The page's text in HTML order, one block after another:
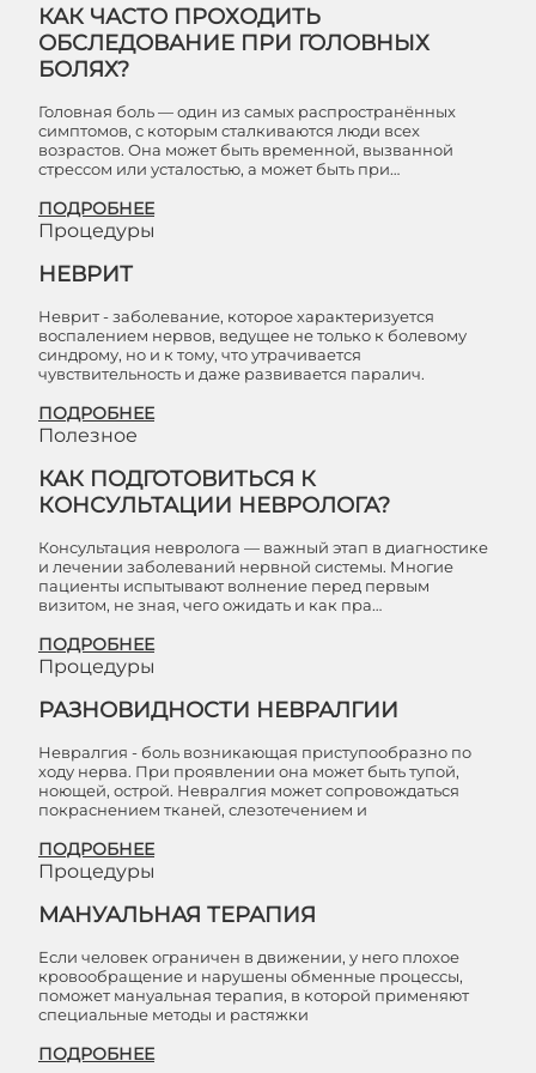
КАК ЧАСТО ПРОХОДИТЬ
ОБСЛЕДОВАНИЕ ПРИ ГОЛОВНЫХ
БОЛЯХ?
Головная боль — один из самых распространённых
симптомов, с которым сталкиваются люди всех
возрастов. Она может быть временной, вызванной
стрессом или усталостью, а может быть при…
ПОДРОБНЕЕ
Процедуры
НЕВРИТ
Неврит - заболевание, которое характеризуется
воспалением нервов, ведущее не только к болевому
синдрому, но и к тому, что утрачивается
чувствительность и даже развивается паралич.
ПОДРОБНЕЕ
Полезное
КАК ПОДГОТОВИТЬСЯ К
КОНСУЛЬТАЦИИ НЕВРОЛОГА?
Консультация невролога — важный этап в диагностике
и лечении заболеваний нервной системы. Многие
пациенты испытывают волнение перед первым
визитом, не зная, чего ожидать и как пра…
ПОДРОБНЕЕ
Процедуры
РАЗНОВИДНОСТИ НЕВРАЛГИИ
Невралгия - боль возникающая приступообразно по
ходу нерва. При проявлении она может быть тупой,
ноющей, острой. Невралгия может сопровождаться
покраснением тканей, слезотечением и
ПОДРОБНЕЕ
Процедуры
МАНУАЛЬНАЯ ТЕРАПИЯ
Если человек ограничен в движении, у него плохое
кровообращение и нарушены обменные процессы,
поможет мануальная терапия, в которой применяют
специальные методы и растяжки
ПОДРОБНЕЕ